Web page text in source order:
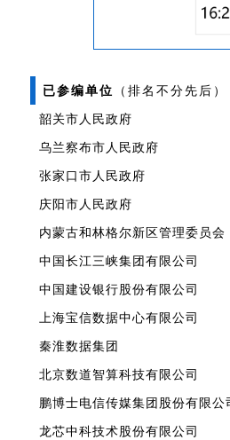
已参编单位 （排名不分先后）
韶关市人民政府
乌兰察布市人民政府
张家口市人民政府
庆阳市人民政府
内蒙古和林格尔新区管理委员会
中国长江三峡集团有限公司
中国建设银行股份有限公司
上海宝信数据中心有限公司
秦淮数据集团
北京数道智算科技有限公司
鹏博士电信传媒集团股份有限公
龙芯中科技术股份有限公司